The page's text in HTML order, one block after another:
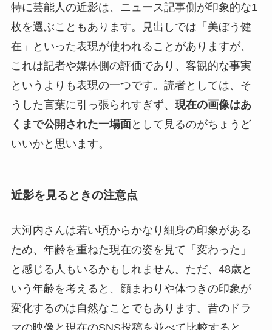
特に芸能人の近影は、ニュース記事側が印象的な1
枚を選ぶこともあります。見出しでは「美ぼう健
在」といった表現が使われることがありますが、
これは記者や媒体側の評価であり、客観的な事実
というよりも表現の一つです。読者としては、そ
うした言葉に引っ張られすぎず、 現在の画像はあ
くまで公開された一場面として見るのがちょうど
いいかと思います。
近影を見るときの注意点
大河内さんは若い頃からかなり細身の印象がある
ため、年齢を重ねた現在の姿を見て「変わった」
と感じる人もいるかもしれません。ただ、48歳と
いう年齢を考えると、顔まわりや体つきの印象が
変化するのは自然なことでもあります。昔のドラ